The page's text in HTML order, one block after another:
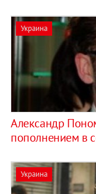
Украина
Александр
пополнением в
Украина